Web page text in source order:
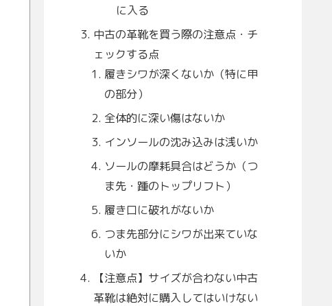
に入る
中古の革靴を買う際の注意点・チ
ェックする点
履きシワが深くないか（特に甲
の部分）
全体的に深い傷はないか
インソールの沈み込みは浅いか
ソールの摩耗具合はどうか（つ
ま先・踵のトップリフト）
履き口に破れがないか
つま先部分にシワが出来ていな
いか
【注意点】サイズが合わない中古
革靴は絶対に購入してはいけない